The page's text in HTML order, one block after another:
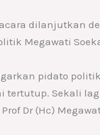
dilanjutkan
Megawati
pidato
tertutup. Sekali
Dr (Hc)